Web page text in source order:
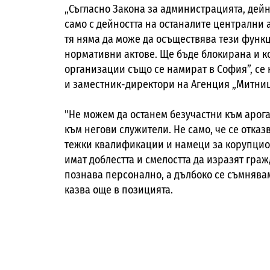
„Съгласно Закона за администрацията,
само с дейността на останалите
тя няма да може да осъществява тези
нормативни актове. Ще бъде блокирана и
организации също се намират в София”,
и заместник-директори на Агенция
"Не можем да останем безучастни към
към негови служители. Не само, че се
тежки квалификации и намеци за
имат доблестта и смелостта да изразят
познава персонално, а дълбоко се
казва още в позицията.